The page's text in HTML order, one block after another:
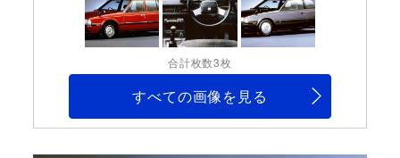
合計枚数3枚
すべての画像を見る